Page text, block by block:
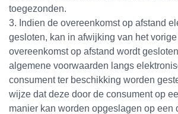
toegezonden.
3. Indien de overeenkomst op afstand
gesloten, kan in afwijking van het
overeenkomst op afstand wordt
algemene voorwaarden langs
consument ter beschikking worden
wijze dat deze door de consument op
manier kan worden opgeslagen op een